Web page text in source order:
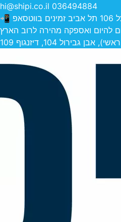
036494884
hi@shipi.co.il
להיום ואספקה מהירה לרוב הארץ